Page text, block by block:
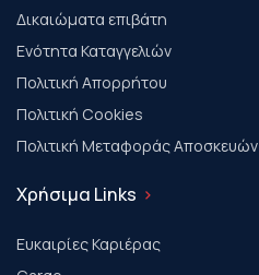
Δικαιώματα επιβάτη
Ενότητα Καταγγελιών
Πολιτική Απορρήτου
Πολιτική Cookies
Πολιτική Μεταφοράς Αποσκευών
Χρήσιμα Links
Ευκαιρίες Καριέρας